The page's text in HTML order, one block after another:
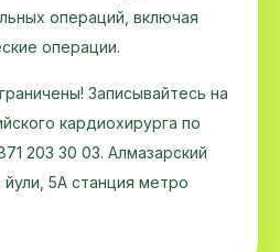
операций, включая
операции.
Записывайтесь на
кардиохирурга по
203 30 03. Алмазарский
йули, 5А станция метро